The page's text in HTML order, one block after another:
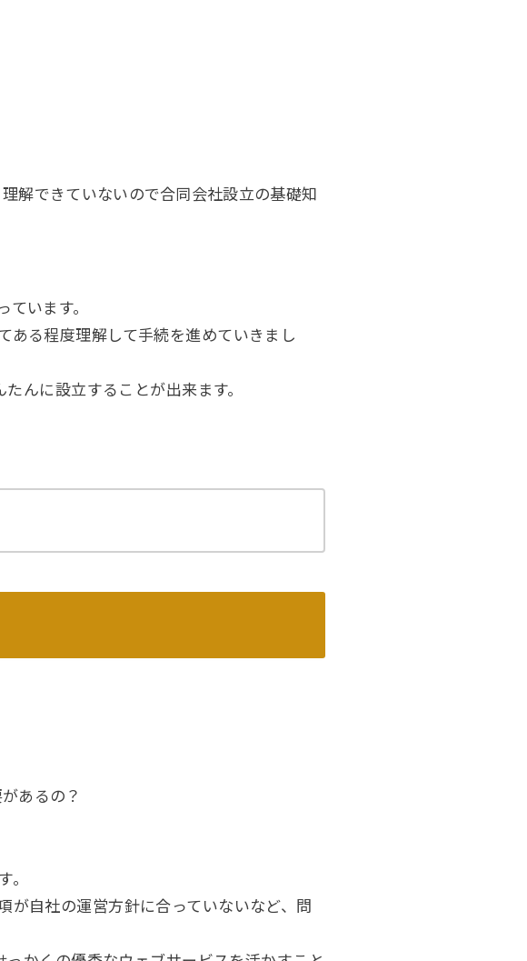
解できていないので合同会社設立の基礎知
います。
ある程度理解して手続を進めていきまし
んに設立することが出来ます。
あるの？
が自社の運営方針に合っていないなど、問